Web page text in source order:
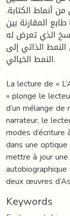
أنماط الكتابة.
المقارنة بين
الذي تعرض له
الذاتي إلى
النمط الخيالي.
La lecture de «
» plonge le
d’un mélange
narrateur, le
modes
dans une
mettre à jour
deux œuvres
Keywords